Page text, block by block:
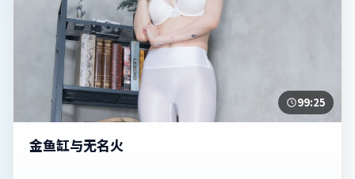
99:25
金鱼缸与无名火